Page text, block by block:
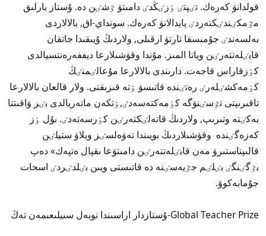
قولدانۋ كەرەك. تٸپتٸ ٶزٸڭدٸ دامىتۋ ٷشٸن دە. ۇستاز بارلىق
مٷمكٸندٸكتەردٸ پايدالانۋ كەرەك. سونداي-اق, بالالاردى
بەلسەندٸ جۇمىسقا تارتۋ ارقىلى, ولاردىڭ ۇيىقىدا جاتقان
قابٸلەتتەرٸن وياتا المىز. مۇندا وقۋشىلارعا ديففەرەنتسيالدى
كٶزقاراس قاجەت. دارىندى بالالارعا مۇعالٸمنٸڭ
كٶمەكشٸلەرٸ رەتٸندە قاتىسۋ ٶتە قىزىقتى. ولار قالعان بالالارعا
تاقىرىپتى تٷسٸنۋگە كٶمەكتەسەدٸ,ٶتكەن ماتەريالدى بٸر ۋاقىتتا
بەكٸتە وتىرىپ, ولاردىڭ قاتەلٸكتەرٸن كٶرسەتەدٸ. بۇل ٶز
كەزەگٸندە وقۋشىلاردىڭ بويىندا تەۋەلسٸز ويلاۋ ستيلٸن
قالىپتاستىرۋ مەن قابٸلەتتەرٸن دامىتۋعا ىقپال ەتپەك» دەپ
بٷگٸنگٸ بٸلٸم جٷيەسٸنە دە قاتىستى ويىن بٸلدٸردٸ اسحات
جۇمابەكوۆ.
Global Teacher Prize-ۇستازدار اراسىندا نوبەل سىيلىعىمەن تەڭ